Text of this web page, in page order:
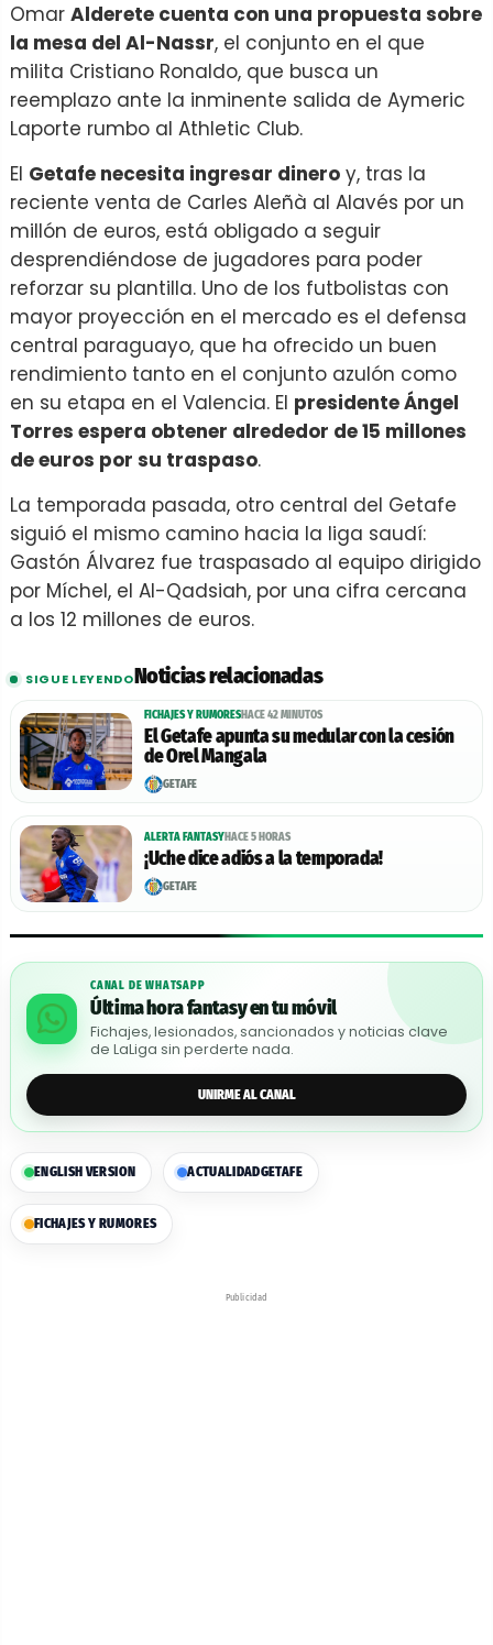
Omar Alderete cuenta con una propuesta sobre
la mesa del Al-Nassr, el conjunto en el que
milita Cristiano Ronaldo, que busca un
reemplazo ante la inminente salida de Aymeric
Laporte rumbo al Athletic Club.
El Getafe necesita ingresar dinero y, tras la
reciente venta de Carles Aleñà al Alavés por un
millón de euros, está obligado a seguir
desprendiéndose de jugadores para poder
reforzar su plantilla. Uno de los futbolistas con
mayor proyección en el mercado es el defensa
central paraguayo, que ha ofrecido un buen
rendimiento tanto en el conjunto azulón como
en su etapa en el Valencia. El presidente Ángel
Torres espera obtener alrededor de 15 millones
de euros por su traspaso.
La temporada pasada, otro central del Getafe
siguió el mismo camino hacia la liga saudí:
Gastón Álvarez fue traspasado al equipo dirigido
por Míchel, el Al-Qadsiah, por una cifra cercana
a los 12 millones de euros.
SIGUE LEYENDONoticias relacionadas
FICHAJES Y RUMORESHACE 42 MINUTOS
El Getafe apunta su medular con la cesión
de Orel Mangala
GETAFE
ALERTA FANTASYHACE 5 HORAS
¡Uche dice adiós a la temporada!
GETAFE
CANAL DE WHATSAPP
Última hora fantasy en tu móvil
Fichajes, lesionados, sancionados y noticias clave
de LaLiga sin perderte nada.
UNIRME AL CANAL
ENGLISH VERSION ACTUALIDADGETAFE
FICHAJES Y RUMORES
Publicidad